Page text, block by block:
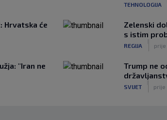
TEHNOLOGIJA
Hrvatska će
Zelenski
s istim
REGIJA
"Iran ne
Trump ne
SVIJET prije